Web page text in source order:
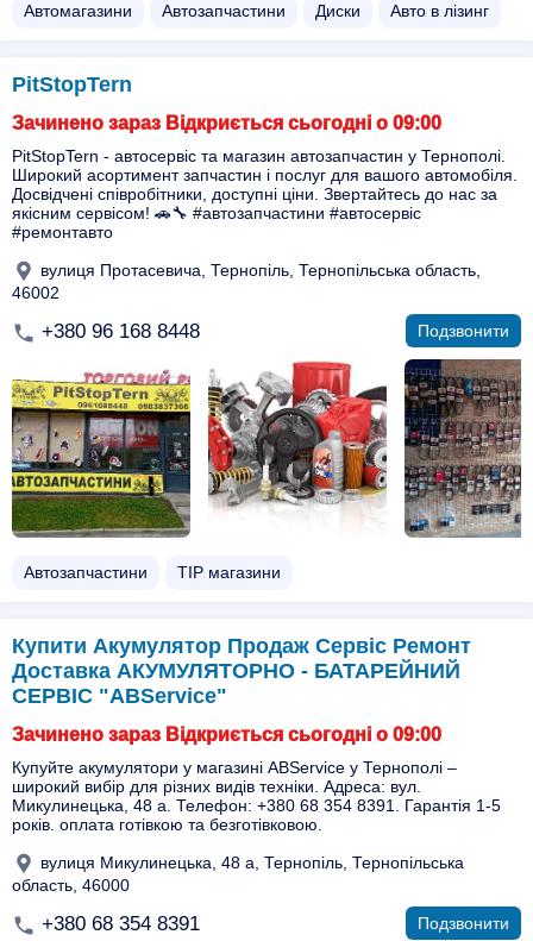
Автомагазини Автозапчастини Диски Авто в лізинг
PitStopTern
Зачинено зараз Відкриється сьогодні о 09:00
PitStopTern - автосервіс та магазин автозапчастин у Тернополі.
Широкий асортимент запчастин і послуг для вашого автомобіля.
Досвідчені співробітники, доступні ціни. Звертайтесь до нас за
якісним сервісом! 🚗🔧 #автозапчастини #автосервіс
#ремонтавто
вулиця Протасевича, Тернопіль, Тернопільська область,
46002
+380 96 168 8448 Подзвонити
Автозапчастини ТІР магазини
Купити Акумулятор Продаж Сервіс Ремонт
Доставка АКУМУЛЯТОРНО - БАТАРЕЙНИЙ
СЕРВІС "ABService"
Зачинено зараз Відкриється сьогодні о 09:00
Купуйте акумулятори у магазині ABService у Тернополі –
широкий вибір для різних видів техніки. Адреса: вул.
Микулинецька, 48 а. Телефон: +380 68 354 8391. Гарантія 1-5
років. оплата готівкою та безготівковою.
вулиця Микулинецька, 48 а, Тернопіль, Тернопільська
область, 46000
+380 68 354 8391 Подзвонити